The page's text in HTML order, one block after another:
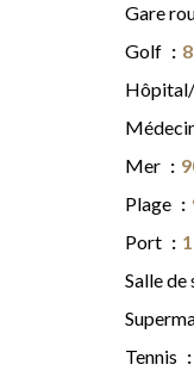
Gare
Golf
Mer
Plage
Port
Salle
Tennis